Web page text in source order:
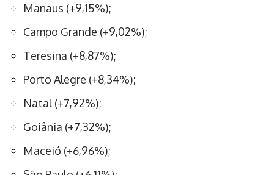
Manaus (+9,15%);
Campo Grande (+9,02%);
Teresina (+8,87%);
Porto Alegre (+8,34%);
Natal (+7,92%);
Goiânia (+7,32%);
Maceió (+6,96%);